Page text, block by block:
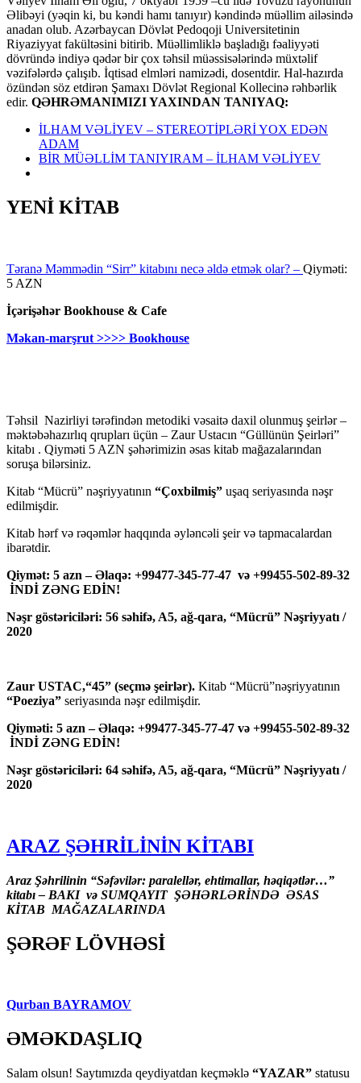
Əlibəyi (yəqin ki, bu kəndi hamı tanıyır) kəndində müəllim ailəsində
anadan olub. Azərbaycan Dövlət Pedoqoji Universitetinin
Riyaziyyat fakültəsini bitirib. Müəllimliklə başladığı fəaliyyəti
dövründə indiyə qədər bir çox təhsil müəssisələrində müxtəlif
vəzifələrdə çalışıb. İqtisad elmləri namizədi, dosentdir. Hal-hazırda
özündən söz etdirən Şamaxı Dövlət Regional Kollecinə rəhbərlik
edir. QƏHRƏMANIMIZI YAXINDAN TANIYAQ:
İLHAM VƏLİYEV – STEREOTİPLƏRİ YOX EDƏN
ADAM
BİR MÜƏLLİM TANIYIRAM – İLHAM VƏLİYEV
YENİ KİTAB
Təranə Məmmədin “Sirr” kitabını necə əldə etmək olar? – Qiyməti:
5 AZN
İçərişəhər Bookhouse & Cafe
Məkan-marşrut >>>> Bookhouse
Təhsil Nazirliyi tərəfindən metodiki vəsaitə daxil olunmuş şeirlər –
məktəbəhazırlıq qrupları üçün – Zaur Ustacın “Güllünün Şeirləri”
kitabı . Qiyməti 5 AZN şəhərimizin əsas kitab mağazalarından
soruşa bilərsiniz.
Kitab “Mücrü” nəşriyyatının “Çoxbilmiş” uşaq seriyasında nəşr
edilmişdir.
Kitab hərf və rəqəmlər haqqında əyləncəli şeir və tapmacalardan
ibarətdir.
Qiymət: 5 azn – Əlaqə: +99477-345-77-47 və +99455-502-89-32
İNDİ ZƏNG EDİN!
Nəşr göstəriciləri: 56 səhifə, A5, ağ-qara, “Mücrü” Nəşriyyatı /
2020
Zaur USTAC,“45” (seçmə şeirlər). Kitab “Mücrü”nəşriyyatının
“Poeziya” seriyasında nəşr edilmişdir.
Qiyməti: 5 azn – Əlaqə: +99477-345-77-47 və +99455-502-89-32
İNDİ ZƏNG EDİN!
Nəşr göstəriciləri: 64 səhifə, A5, ağ-qara, “Mücrü” Nəşriyyatı /
2020
ARAZ ŞƏHRİLİNİN KİTABI
Araz Şəhrilinin “Səfəvilər: paralellər, ehtimallar, həqiqətlər…”
kitabı – BAKI və SUMQAYIT ŞƏHƏRLƏRİNDƏ ƏSAS
KİTAB MAĞAZALARINDA
ŞƏRƏF LÖVHƏSİ
Qurban BAYRAMOV
ƏMƏKDAŞLIQ
Salam olsun! Saytımızda qeydiyatdan keçməklə “YAZAR” statusu